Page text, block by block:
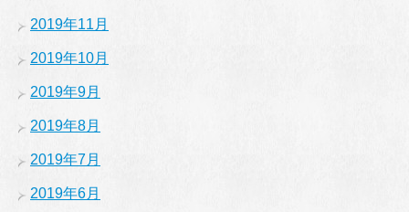
2019年11月
2019年10月
2019年9月
2019年8月
2019年7月
2019年6月